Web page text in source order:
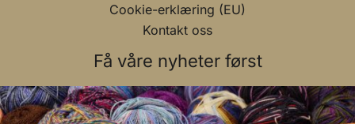
Cookie-erklæring (EU)
Kontakt oss
Få våre nyheter først